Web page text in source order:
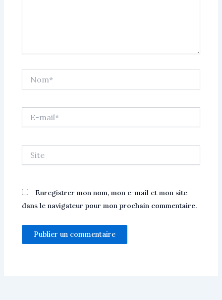
mail*
Enregistrer mon nom, mon e-mail et mon site
dans le navigateur pour mon prochain commentaire.